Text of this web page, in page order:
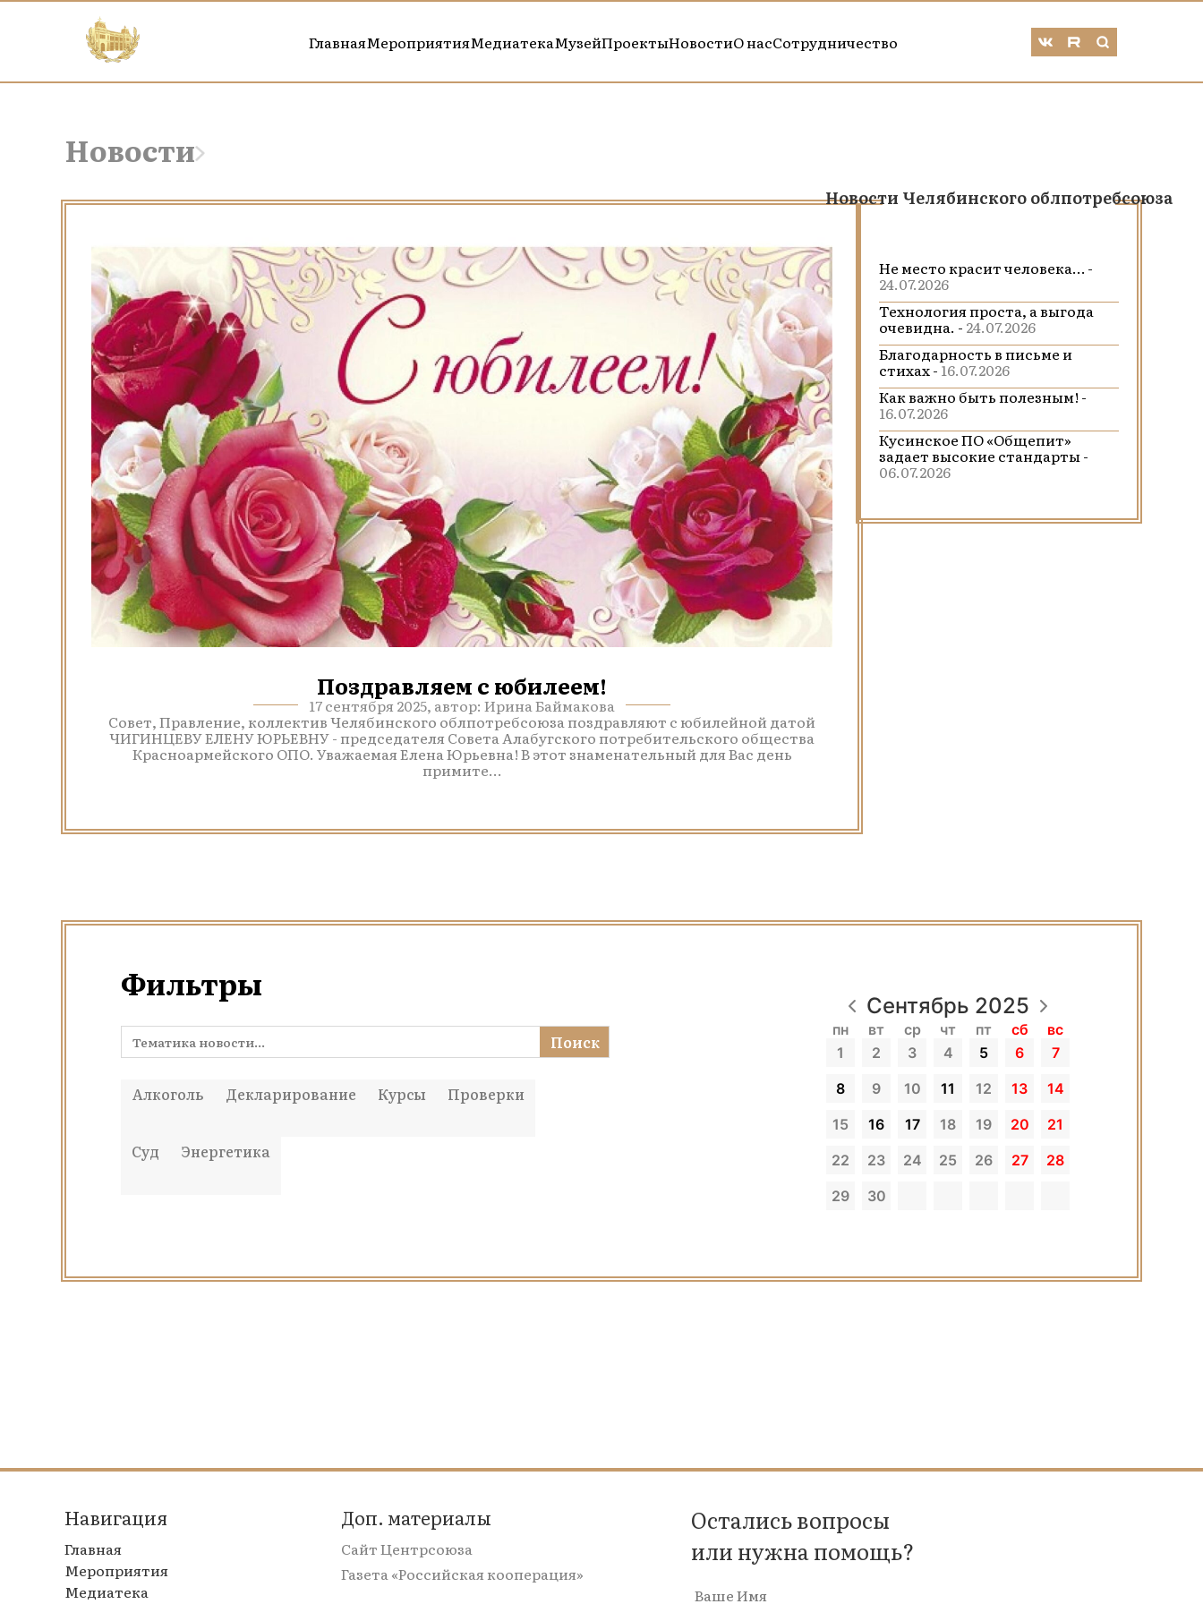
ГлавнаяМероприятияМедиатекаМузейПроектыНовостиО насСотрудничество
Новости
Поздравляем с юбилеем!
17 сентября 2025, автор: Ирина Баймакова
Совет, Правление, коллектив Челябинского облпотребсоюза поздравляют с юбилейной датой
ЧИГИНЦЕВУ ЕЛЕНУ ЮРЬЕВНУ - председателя Совета Алабугского потребительского общества
Красноармейского ОПО. Уважаемая Елена Юрьевна! В этот знаменательный для Вас день
примите...
Новости Челябинского облпотребсоюза
Не место красит человека… -
24.07.2026
Технология проста, а выгода
очевидна. - 24.07.2026
Благодарность в письме и
стихах -16.07.2026
Как важно быть полезным! -
16.07.2026
Кусинское ПО «Общепит»
задает высокие стандарты -
06.07.2026
Фильтры
Поиск
Алкоголь Декларирование Курсы Проверки
Суд Энергетика
Сентябрь 2025
пн вт ср чт пт сб
вс
1
2 3 4 5 6
7
8
9 10 11 12 13
14
15
16 17 18 19 20
21
22
23 24 25 26 27
28
29
30
Навигация
Главная
Мероприятия
Медиатека
Доп. материалы
Сайт Центрсоюза
Газета «Российская кооперация»
Остались вопросы
или нужна помощь?